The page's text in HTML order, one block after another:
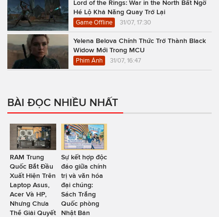
Lord of the Rings: War in the North Bất Ngờ
Hé Lộ Khả Năng Quay Trở Lại
Game Offline 31/07, 17:30
Yelena Belova Chính Thức Trở Thành Black
Widow Mới Trong MCU
Phim Ảnh 31/07, 16:47
BÀI ĐỌC NHIỀU NHẤT
RAM Trung
Quốc Bắt Đầu
Xuất Hiện Trên
Laptop Asus,
Acer Và HP,
Nhưng Chưa
Thể Giải Quyết
Sự kết hợp độc
đáo giữa chính
trị và văn hóa
đại chúng:
Sách Trắng
Quốc phòng
Nhật Bản